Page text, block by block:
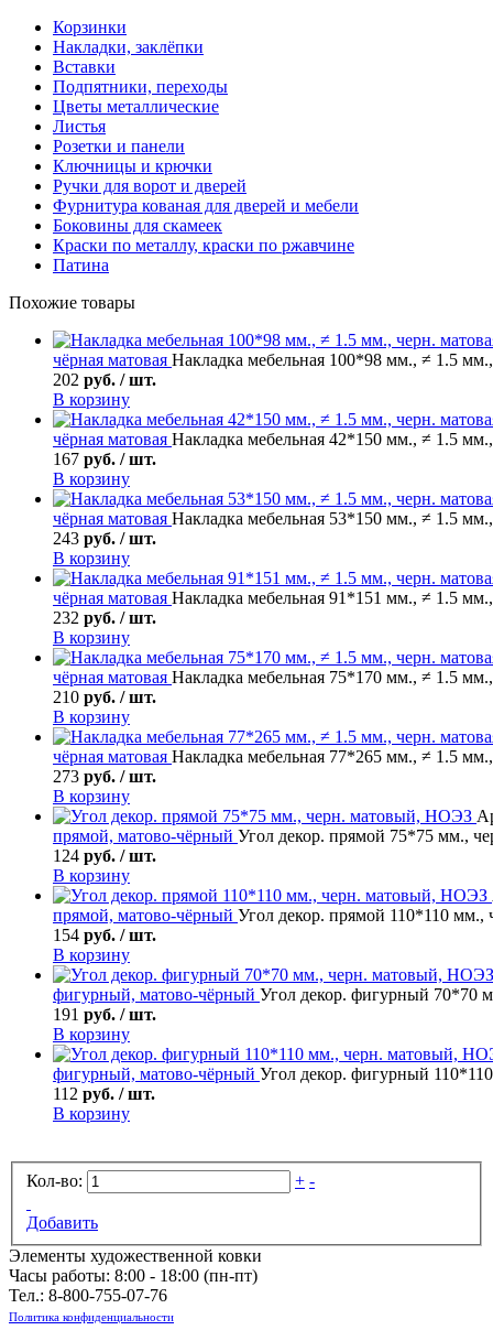
Корзинки
Накладки, заклёпки
Вставки
Подпятники, переходы
Цветы металлические
Листья
Розетки и панели
Ключницы и крючки
Ручки для ворот и дверей
Фурнитура кованая для дверей и мебели
Боковины для скамеек
Краски по металлу, краски по ржавчине
Патина
Похожие товары
чёрная матовая Накладка мебельная 100*98 мм., ≠ 1.5
202 руб. / шт.
В корзину
чёрная матовая Накладка мебельная 42*150 мм., ≠ 1.5
167 руб. / шт.
В корзину
чёрная матовая Накладка мебельная 53*150 мм., ≠ 1.5
243 руб. / шт.
В корзину
чёрная матовая Накладка мебельная 91*151 мм., ≠ 1.5
232 руб. / шт.
В корзину
чёрная матовая Накладка мебельная 75*170 мм., ≠ 1.5
210 руб. / шт.
В корзину
чёрная матовая Накладка мебельная 77*265 мм., ≠ 1.5
273 руб. / шт.
В корзину
прямой, матово-чёрный Угол декор. прямой 75*75 мм.,
124 руб. / шт.
В корзину
прямой, матово-чёрный Угол декор. прямой 110*110
154 руб. / шт.
В корзину
фигурный, матово-чёрный Угол декор. фигурный 70*70
191 руб. / шт.
В корзину
фигурный, матово-чёрный Угол декор. фигурный
112 руб. / шт.
В корзину
Кол-во: + -
Добавить
Элементы художественной ковки
Часы работы: 8:00 - 18:00 (пн-пт)
Тел.: 8-800-755-07-76
Политика конфиденциальности